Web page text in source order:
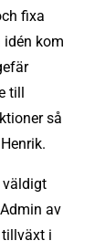
fixa
idén kom
till
så
väldigt
av
i